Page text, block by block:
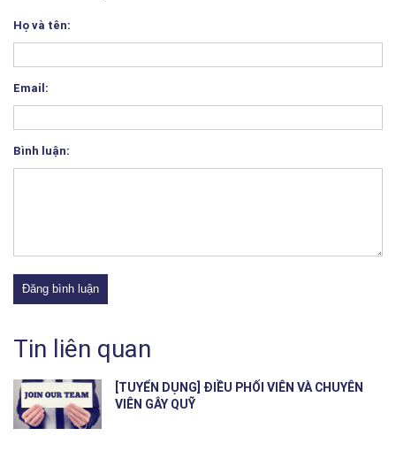
Họ và tên:
Email:
Bình luận:
Đăng bình luận
Tin liên quan
[TUYỂN DỤNG] ĐIỀU PHỐI VIÊN VÀ CHUYÊN
VIÊN GÂY QUỸ